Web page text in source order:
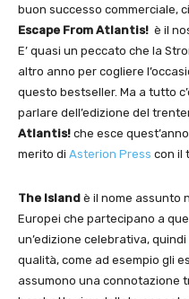
buon successo commerciale,
Escape From Atlantis! è il
E’ quasi un peccato che la
altro anno per cogliere
questo bestseller. Ma a tutto
parlare dell’edizione del
Atlantis! che esce
merito di Asterion Press con il
The Island è il nome assunto
Europei che partecipano a
un’edizione celebrativa,
qualità, come ad esempio gli
assumono una connotazione